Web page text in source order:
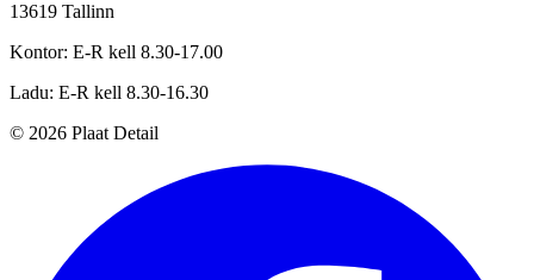
13619 Tallinn
Kontor: E-R kell 8.30-17.00
Ladu: E-R kell 8.30-16.30
© 2026 Plaat Detail